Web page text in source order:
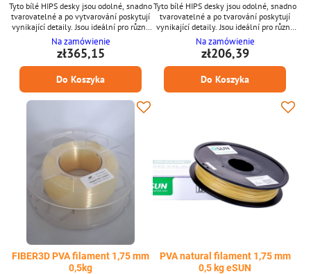
Tyto bílé HIPS desky jsou odolné, snadno
tvarovatelné a po vytvarování poskytují
vynikající detaily. Jsou ideální pro různé
aplikace, včetně výroby forem,
modelářství a kreativních projektů.
Navrženy pro použití s vakuovými
formovači FORMART, nabízejí spolehlivý
výkon bez nutnosti předehřívání.
**Hlavní přednosti** * Vysoká odolnost
proti nárazu se stabilními tvarovacími
Na zamówienie
zł365,15
Do Koszyka
Tyto bílé HIPS desky jsou odolné, snadno
tvarovatelné a po tvarování poskytují
vynikající detaily. Jsou ideální pro různé
aplikace, včetně výroby forem, stavby
modelů a kreativních projektů. Jsou
navrženy pro použití s vakuovými
tvářecími stroji FORMART a nabízejí
spolehlivý výkon bez nutnosti
předehřívání. Hlavní vlastnosti: Vysoká
odolnost proti nárazu se stabilními
Na zamówienie
zł206,39
Do Koszyka
FIBER3D PVA filament 1,75 mm
0,5kg
PVA natural filament 1,75 mm
0,5 kg eSUN